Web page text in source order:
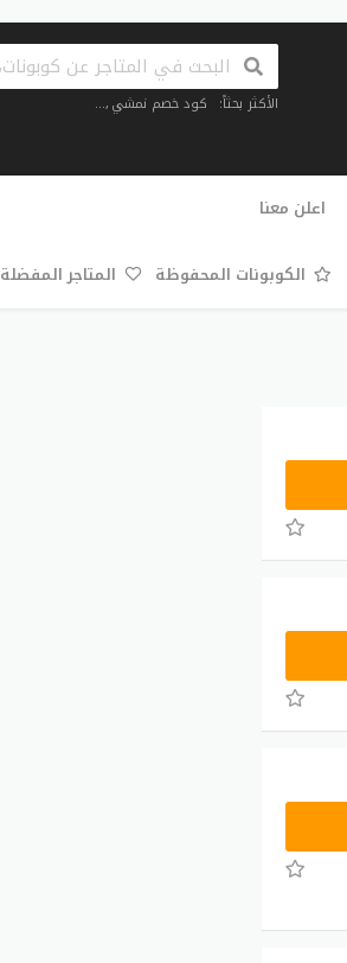
الأكثر بحثاً: كود خصم نمشي,...
تخطي
اعلن معنا
الكوبونات المحفوظة المتاجر المفضلة